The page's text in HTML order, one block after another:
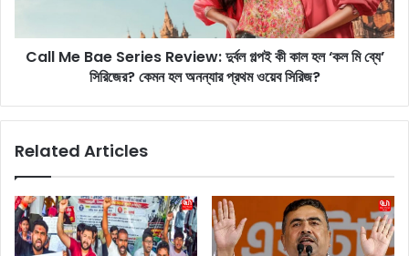
y
র
র
দ্রু
ত
বো
e
s
v
i
e
Call Me Bae Series Review: দুর্বল গল্পই কী কাল হল ‘কল মি ব্যে’
সিরিজের? কেমন হল অনন্যার প্রথম ওয়েব সিরিজ?
Related Articles